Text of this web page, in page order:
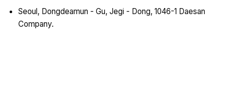
Seoul, Dongdeamun - Gu, Jegi - Dong, 1046-1 Daesan
Company.